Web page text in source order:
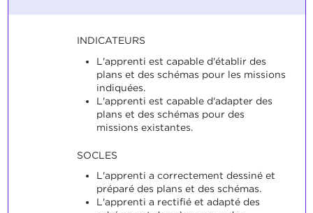
INDICATEURS
L'apprenti est capable d'établir des
plans et des schémas pour les missions
indiquées.
L'apprenti est capable d'adapter des
plans et des schémas pour des
missions existantes.
SOCLES
L'apprenti a correctement dessiné et
préparé des plans et des schémas.
L'apprenti a rectifié et adapté des